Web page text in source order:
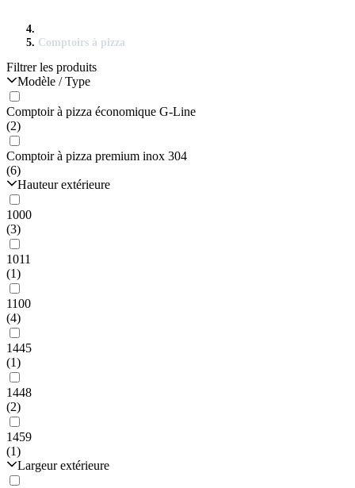
Comptoirs à pizza
Filtrer les produits
Modèle / Type
Comptoir à pizza économique G-Line
(2)
Comptoir à pizza premium inox 304
(6)
Hauteur extérieure
1000
(3)
1011
(1)
1100
(4)
1445
(1)
1448
(2)
1459
(1)
Largeur extérieure